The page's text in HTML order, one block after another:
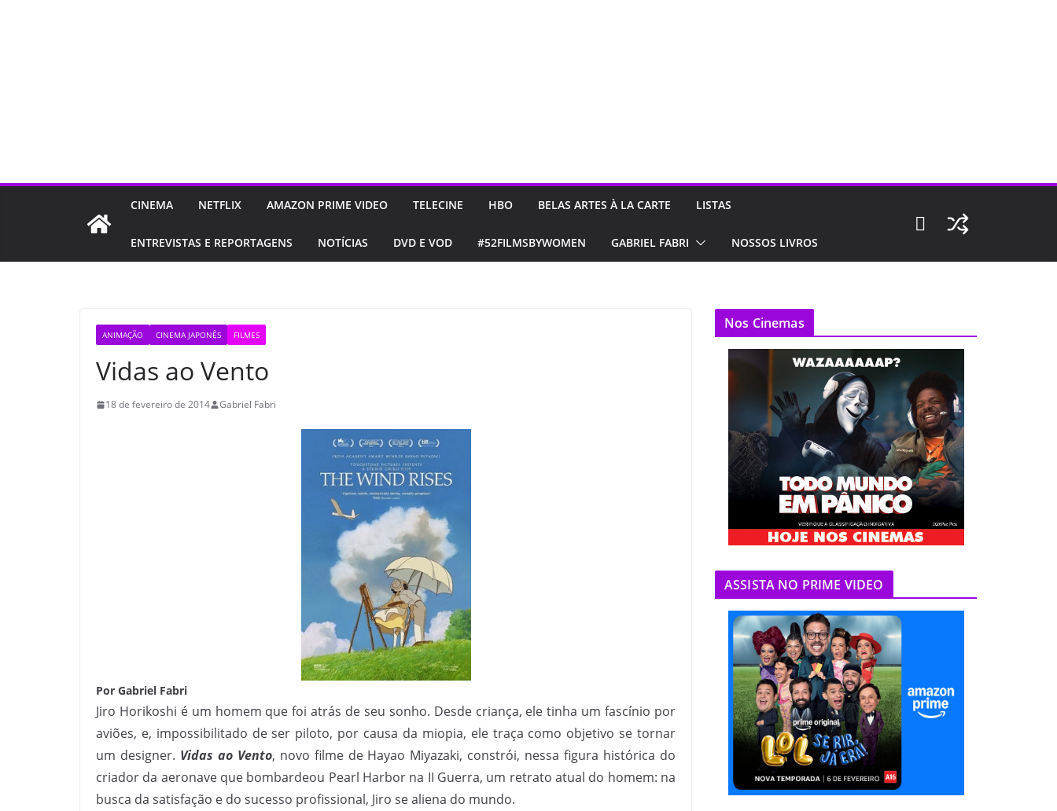
CINEMA NETFLIX AMAZON PRIME VIDEO TELECINE HBO BELAS ARTES À LA CARTE LISTAS
ENTREVISTAS E REPORTAGENS NOTÍCIAS DVD E VOD #52FILMSBYWOMEN GABRIEL FABRI NOSSOS LIVROS
ANIMAÇÃO CINEMA JAPONÊS FILMES
Vidas ao Vento
18 de fevereiro de 2014 Gabriel Fabri
Por Gabriel Fabri
Jiro Horikoshi é um homem que foi atrás de seu sonho. Desde criança, ele tinha um fascínio por
aviões, e, impossibilitado de ser piloto, por causa da miopia, ele traça como objetivo se tornar
um designer. Vidas ao Vento, novo filme de Hayao Miyazaki, constrói, nessa figura histórica do
criador da aeronave que bombardeou Pearl Harbor na II Guerra, um retrato atual do homem: na
busca da satisfação e do sucesso profissional, Jiro se aliena do mundo.
Nos Cinemas
ASSISTA NO PRIME VIDEO